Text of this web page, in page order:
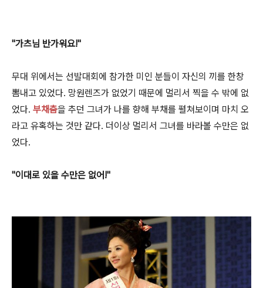
"가츠님 반가워요!"
무대 위에서는 선발대회에 참가한 미인 분들이 자신의 끼를 한창
뽐내고 있었다. 망원렌즈가 없었기 때문에 멀리서 찍을 수 밖에 없
었다. 부채춤을 추던 그녀가 나를 향해 부채를 펼쳐보이며 마치 오
라고 유혹하는 것만 같다. 더이상 멀리서 그녀를 바라볼 수만은 없
었다.
"이대로 있을 수만은 없어!"